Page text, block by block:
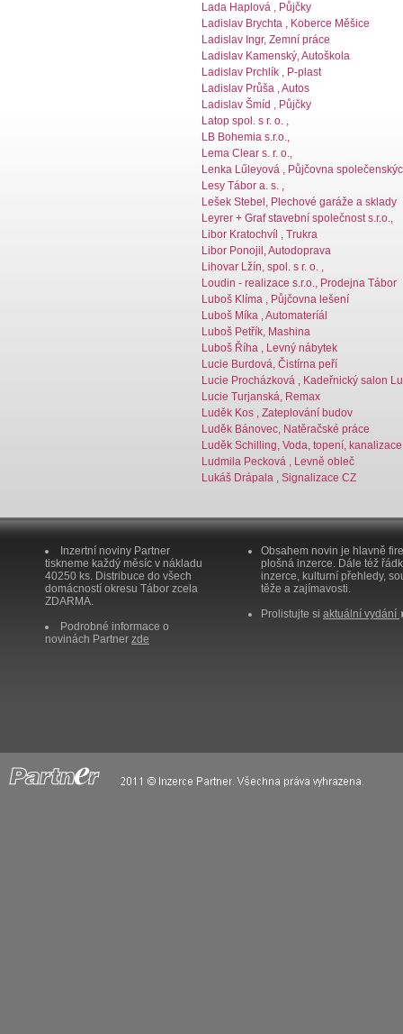
Lada Haplová , Půjčky
Ladislav Brychta , Koberce Měšice
Ladislav Ingr, Zemní práce
Ladislav Kamenský, Autoškola
Ladislav Prchlík , P-plast
Ladislav Průša , Autos
Ladislav Šmíd , Půjčky
Latop spol. s r. o. ,
LB Bohemia s.r.o.,
Lema Clear s. r. o.,
Lenka Lűleyová , Půjčovna
Lesy Tábor a. s. ,
Lešek Stebel, Plechové garáže a sklady
Leyrer + Graf stavební společnost s.r.o.,
Libor Kratochvíl , Trukra
Libor Ponojil, Autodoprava
Lihovar Lžín, spol. s r. o. ,
Loudin - realizace s.r.o., Prodejna Tábor
Luboš Klíma , Půjčovna lešení
Luboš Míka , Automateríál
Luboš Petřík, Mashina
Luboš Říha , Levný nábytek
Lucie Burdová, Čistírna peří
Lucie Procházková , Kadeřnický salon
Lucie Turjanská, Remax
Luděk Kos , Zateplování budov
Luděk Bánovec, Natěračské práce
Luděk Schilling, Voda, topení, kanalizace
Ludmila Pecková , Levně obleč
Lukáš Drápala , Signalizace CZ
Inzertní noviny Partner
tiskneme každý měsíc v nákladu
40250 ks. Distribuce do všech
domácností okresu Tábor zcela
ZDARMA.
Podrobné informace o
novinách Partner zde
Obsahem novin je hlavně
plošná inzerce. Dále též
inzerce, kulturní přehledy,
těže a zajímavosti.
Prolistujte si aktuální vydání